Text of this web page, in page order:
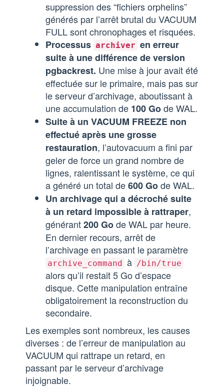
suppression des “fichiers orphelins”
générés par l’arrêt brutal du VACUUM
FULL sont chronophages et risquées.
Processus archiver en erreur
suite à une différence de version
pgbackrest. Une mise à jour avait été
effectuée sur le primaire, mais pas sur
le serveur d’archivage, aboutissant à
une accumulation de 100 Gode WAL.
Suite à un VACUUM FREEZE non
effectué après une grosse
restauration, l’autovacuum a fini par
geler de force un grand nombre de
lignes, ralentissant le système, ce qui
a généré un total de600 Gode WAL.
Un archivage qui a décroché suite
à un retard impossible à rattraper,
générant200 Gode WAL par heure.
En dernier recours, arrêt de
l’archivage en passant le paramètre
archive_command à /bin/true
alors qu’il restait 5 Go d’espace
disque. Cette manipulation entraîne
obligatoirement la reconstruction du
secondaire.
Les exemples sont nombreux, les causes
diverses : de l’erreur de manipulation au
VACUUM qui rattrape un retard, en
passant par le serveur d’archivage
injoignable.